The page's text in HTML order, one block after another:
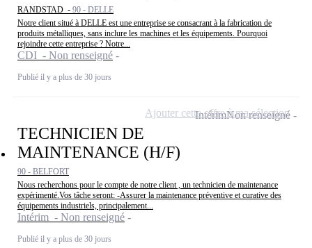
RANDSTAD - 90 - DELLE
Notre client situé à DELLE est une entreprise se consacrant à la fabrication de
produits métalliques, sans inclure les machines et les équipements. Pourquoi
rejoindre cette entreprise ? Notre...
CDI - Non renseigné
Publié il y a plus de 30 jours
TECHNICIEN DE
MAINTENANCE (H/F)
90 - BELFORT
Nous recherchons pour le compte de notre client , un technicien de maintenance
expérimenté.Vos tâche seront: -Assurer la maintenance préventive et curative des
équipements industriels, principalement...
Intérim - Non renseigné
Publié il y a plus de 30 jours
IntérimNon renseigné
Ajouter cette offre à ma sélection